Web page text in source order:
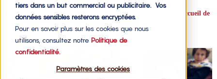
tiers dans un but commercial ou publicitaire. Vos
données sensibles resterons encryptées.
Pour en savoir plus sur les cookies que nous
utilisons, consultez notre Politique de
confidentialité.
Paramètres des cookies
Bien vieillir chez soi : pourquoi la France rate le virage de l’accueil de
jour non médicalisé